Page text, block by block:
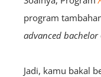
program
advanced bachelor
Jadi, kamu bakal